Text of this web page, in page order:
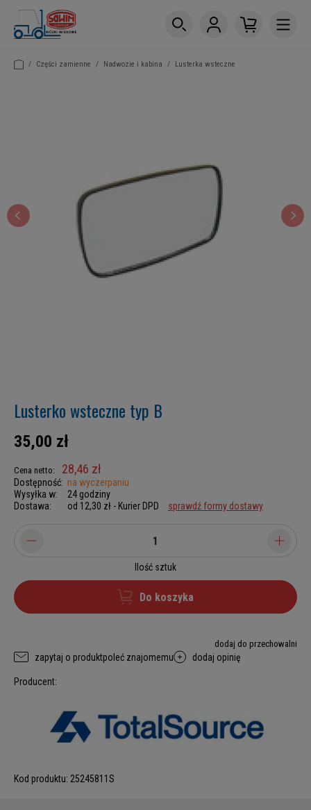
/ Części zamienne / Nadwozie i kabina / Lusterka wsteczne
Lusterko wsteczne typ B
35,00 zł
Cena netto: 28,46 zł
Dostępność: na wyczerpaniu
Wysyłka w:
24 godziny
Dostawa:
od 12,30 zł - Kurier DPD sprawdź formy dostawy
Ilość sztuk
Do koszyka
dodaj do przechowalni
zapytaj o produktpoleć znajomemu dodaj opinię
Producent:
Kod produktu: 25245811S